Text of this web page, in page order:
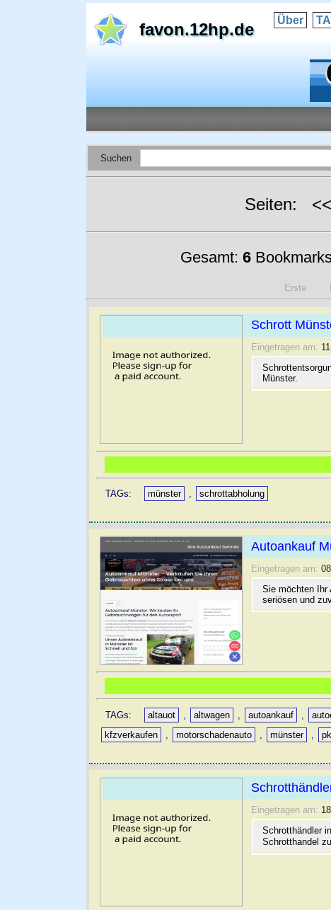
favon.12hp.de Über
Suchen
Seiten:
Gesamt: 6
Erste
Schrott
Eingetragen am:
Münster.
TAGs: münster , schrottabholung
Autoankauf
Eingetragen am:
Sie möchten Ihr
seriösen und
TAGs: altauot , altwagen , autoankauf ,
kfzverkaufen
, motorschadenauto , münster ,
Eingetragen am:
Schrotthändler
Schrotthandel